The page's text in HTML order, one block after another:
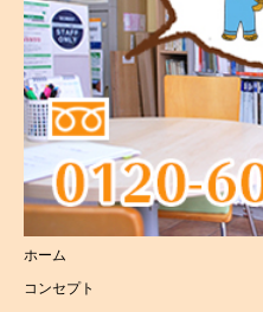
ホーム
コンセプト